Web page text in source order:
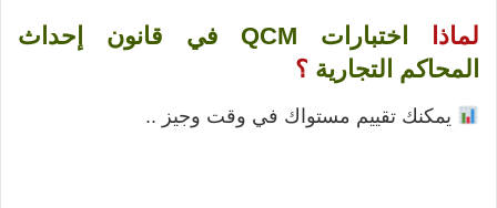
لماذا
اختبارات QCM في قانون إحداث
المحاكم التجارية ؟
يمكنك تقييم مستواك في وقت وجيز ..